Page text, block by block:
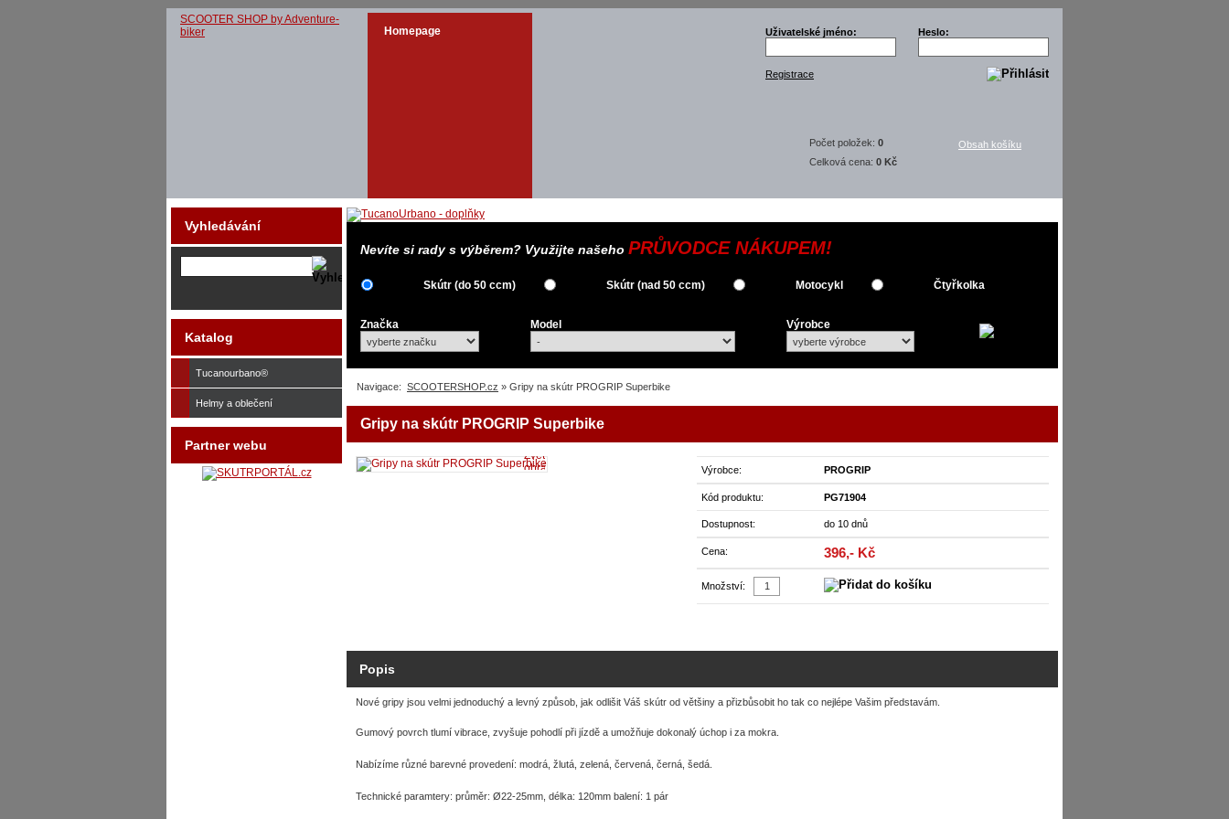
SCOOTER SHOP by Adventure-
biker
Homepage Uživatelské jméno: Heslo:
Registrace
Počet položek: 0
Celková cena: 0 Kč
Obsah košíku
Nevíte si rady s výběrem? Využijte našeho PRŮVODCE NÁKUPEM!
Skútr (do 50 ccm) Skútr (nad 50 ccm) Motocykl Čtyřkolka
Značka Model Výrobce
Navigace: SCOOTERSHOP.cz » Gripy na skútr PROGRIP Superbike
Gripy na skútr PROGRIP Superbike
Výrobce: PROGRIP
Kód produktu: PG71904
Dostupnost: do 10 dnů
Cena: 396,- Kč
Množství:
Zvětšit
obrázek
Popis
Nové gripy jsou velmi jednoduchý a levný způsob, jak odlišit Váš skútr od většiny a přizbůsobit ho tak co nejlépe Vašim představám.
Gumový povrch tlumí vibrace, zvyšuje pohodlí při jízdě a umožňuje dokonalý úchop i za mokra.
Nabízíme různé barevné provedení: modrá, žlutá, zelená, červená, černá, šedá.
Technické paramtery: průměr: Ø22-25mm, délka: 120mm balení: 1 pár
Vyhledávání
Katalog
Tucanourbano®
Helmy a oblečení
Partner webu